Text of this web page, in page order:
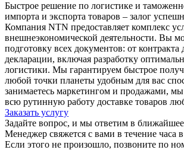
Быстрое решение по логистике и
импорта и экспорта товаров – залог
Компания NTN предоставляет комплекс
внешнеэкономической деятельности. Вы
подготовку всех документов: от
декларации, включая разработку
логистики. Мы гарантируем быстрое
любой точки планеты удобным для вас
занимаетесь маркетингом и продажами, мы
всю рутинную работу доставке товаров
Заказать услугу
Задайте вопрос, и мы ответим в
Менеджер свяжется с вами в течение часа
Если этого не произошло, позвоните по